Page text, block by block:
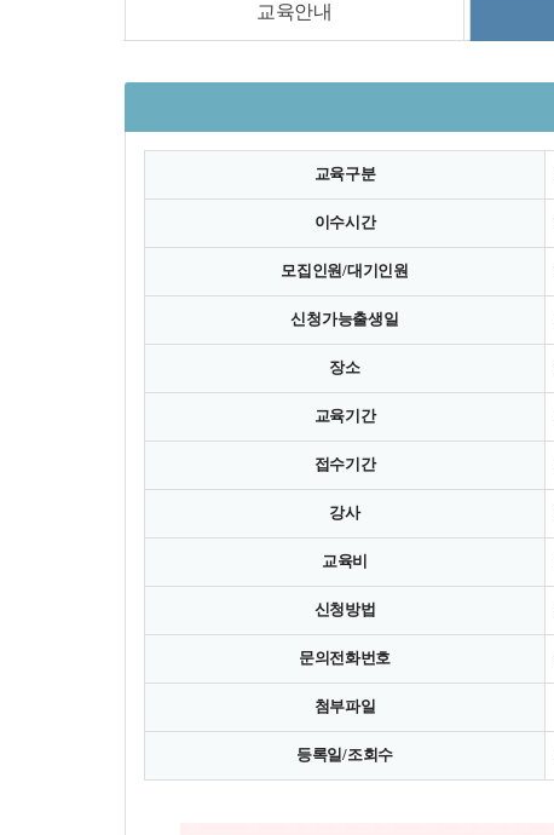
교육안내
교육구분
이수시간
모집인원/대기인원
신청가능출생일
장소
교육기간
접수기간
강사
교육비
신청방법
문의전화번호
첨부파일
등록일/조회수